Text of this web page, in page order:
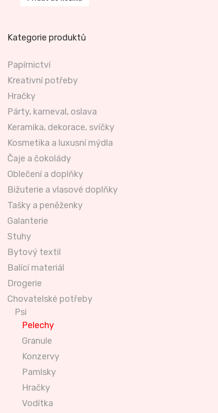
Kategorie produktů
Papírnictví
Kreativní potřeby
Hračky
Párty, karneval, oslava
Keramika, dekorace, svíčky
Kosmetika a luxusní mýdla
Čaje a čokolády
Oblečení a doplňky
Bižuterie a vlasové doplňky
Tašky a peněženky
Galanterie
Stuhy
Bytový textil
Balící materiál
Drogerie
Chovatelské potřeby
Psi
Pelechy
Granule
Konzervy
Pamlsky
Hračky
Vodítka